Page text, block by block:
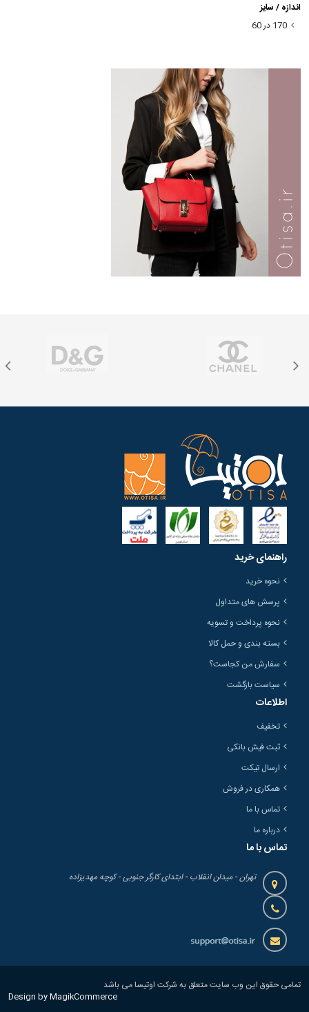
اندازه / سایز
170 در 60
راهنمای خرید
نحوه خرید
پرسش های متداول
نحوه پرداخت و تسویه
بسته بندی و حمل کالا
سفارش من کجاست؟
سیاست بازگشت
اطلاعات
تخفیف
ثبت فیش بانکی
ارسال تیکت
همکاری در فروش
تماس با ما
درباره ما
تماس با ما
تهران - میدان انقلاب - ابتدای کارگر جنوبی - کوچه مهدیزاده
تمامی حقوق این وب سایت متعلق به شرکت اوتیسا می باشد
Design by MagikCommerce